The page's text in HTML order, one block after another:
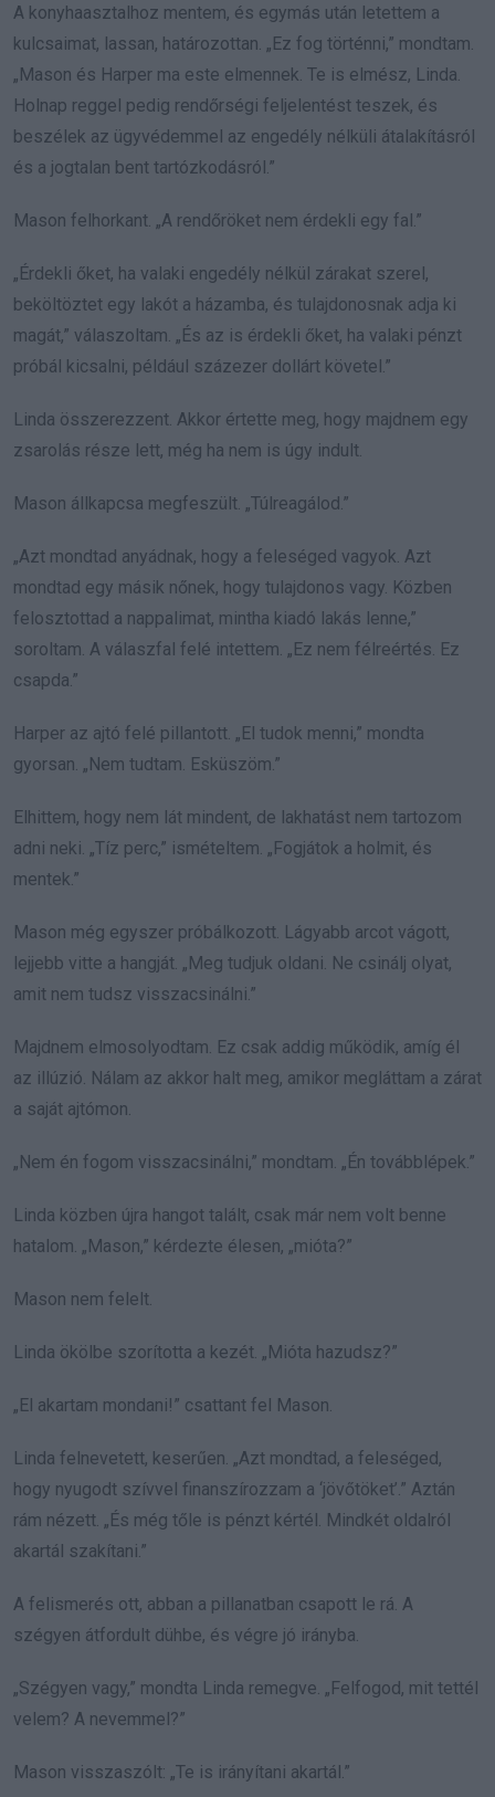
A konyhaasztalhoz mentem, és egymás után letettem a
kulcsaimat, lassan, határozottan. „Ez fog történni,” mondtam.
„Mason és Harper ma este elmennek. Te is elmész, Linda.
Holnap reggel pedig rendőrségi feljelentést teszek, és
beszélek az ügyvédemmel az engedély nélküli átalakításról
és a jogtalan bent tartózkodásról.”
Mason felhorkant. „A rendőröket nem érdekli egy fal.”
„Érdekli őket, ha valaki engedély nélkül zárakat szerel,
beköltöztet egy lakót a házamba, és tulajdonosnak adja ki
magát,” válaszoltam. „És az is érdekli őket, ha valaki pénzt
próbál kicsalni, például százezer dollárt követel.”
Linda összerezzent. Akkor értette meg, hogy majdnem egy
zsarolás része lett, még ha nem is úgy indult.
Mason állkapcsa megfeszült. „Túlreagálod.”
„Azt mondtad anyádnak, hogy a feleséged vagyok. Azt
mondtad egy másik nőnek, hogy tulajdonos vagy. Közben
felosztottad a nappalimat, mintha kiadó lakás lenne,”
soroltam. A válaszfal felé intettem. „Ez nem félreértés. Ez
csapda.”
Harper az ajtó felé pillantott. „El tudok menni,” mondta
gyorsan. „Nem tudtam. Esküszöm.”
Elhittem, hogy nem lát mindent, de lakhatást nem tartozom
adni neki. „Tíz perc,” ismételtem. „Fogjátok a holmit, és
mentek.”
Mason még egyszer próbálkozott. Lágyabb arcot vágott,
lejjebb vitte a hangját. „Meg tudjuk oldani. Ne csinálj olyat,
amit nem tudsz visszacsinálni.”
Majdnem elmosolyodtam. Ez csak addig működik, amíg él
az illúzió. Nálam az akkor halt meg, amikor megláttam a zárat
a saját ajtómon.
„Nem én fogom visszacsinálni,” mondtam. „Én továbblépek.”
Linda közben újra hangot talált, csak már nem volt benne
hatalom. „Mason,” kérdezte élesen, „mióta?”
Mason nem felelt.
Linda ökölbe szorította a kezét. „Mióta hazudsz?”
„El akartam mondani!” csattant fel Mason.
Linda felnevetett, keserűen. „Azt mondtad, a feleséged,
hogy nyugodt szívvel finanszírozzam a ‘jövőtöket’.” Aztán
rám nézett. „És még tőle is pénzt kértél. Mindkét oldalról
akartál szakítani.”
A felismerés ott, abban a pillanatban csapott le rá. A
szégyen átfordult dühbe, és végre jó irányba.
„Szégyen vagy,” mondta Linda remegve. „Felfogod, mit tettél
velem? A nevemmel?”
Mason visszaszólt: „Te is irányítani akartál.”